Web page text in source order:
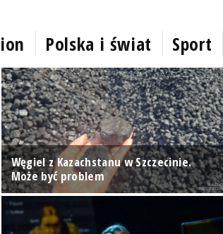
Polska i świat Sport
Węgiel z Kazachstanu w Szczecinie.
Może być problem